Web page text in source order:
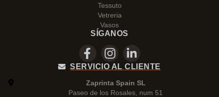
Tessuto
Vetreria
Vasos
SÍGANOS
SERVICIO AL CLIENTE
Zaprinta Spain SL
Paseo de los Rosales, num 51